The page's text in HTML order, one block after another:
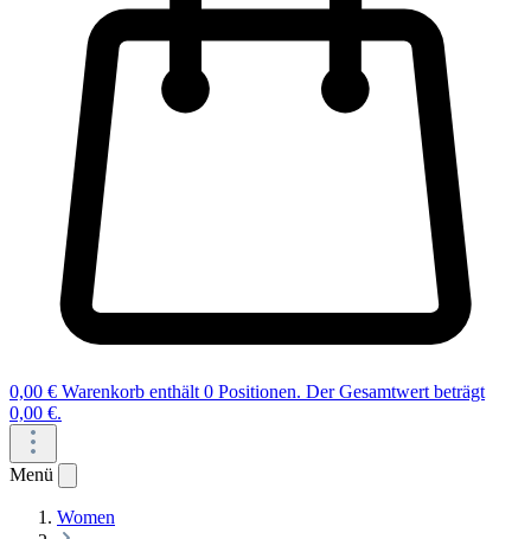
0,00 € Warenkorb enthält 0 Positionen. Der Gesamtwert beträgt
0,00 €.
Menü
Women